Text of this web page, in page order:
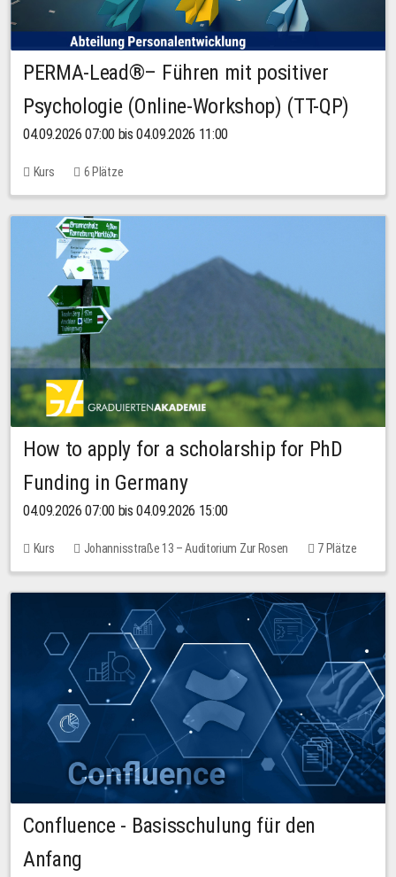
PERMA-Lead®– Führen mit positiver
Psychologie (Online-Workshop) (TT-QP)
04.09.2026 07:00 bis 04.09.2026 11:00
Kurs 6 Plätze
How to apply for a scholarship for PhD
Funding in Germany
04.09.2026 07:00 bis 04.09.2026 15:00
Kurs Johannisstraße 13 – Auditorium Zur Rosen
7 Plätze
10,00 EUR
Confluence - Basisschulung für den
Anfang